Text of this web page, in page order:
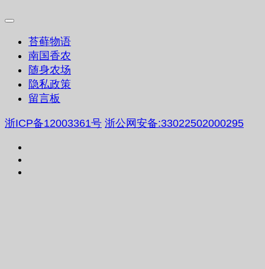
苔藓物语
南国香农
随身农场
隐私政策
留言板
浙ICP备12003361号 浙公网安备:33022502000295